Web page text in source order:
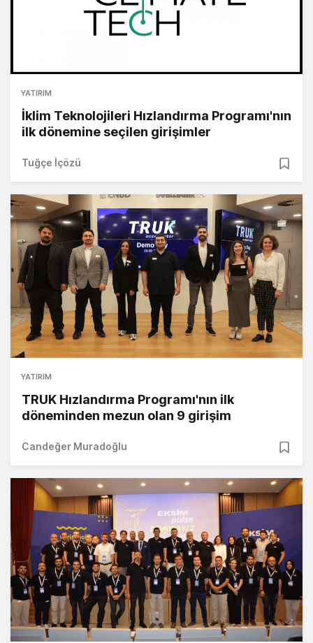
YATIRIM
İklim Teknolojileri Hızlandırma Programı'nın
ilk dönemine seçilen girişimler
Tuğçe İçözü
YATIRIM
TRUK Hızlandırma Programı'nın ilk
döneminden mezun olan 9 girişim
Candeğer Muradoğlu